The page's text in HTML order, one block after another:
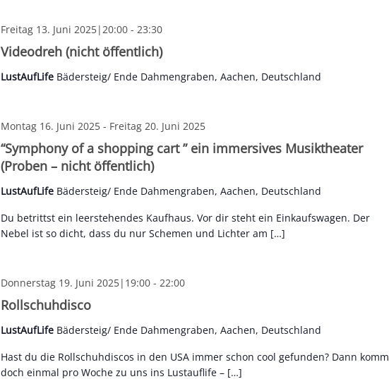
Videodreh (nicht öffentlich)
Freitag 13. Juni 2025|20:00- 23:30
LustAufLife Bädersteig/ Ende Dahmengraben, Aachen, Deutschland
“Symphony of a shopping cart ” ein immersives Musiktheater
(Proben – nicht öffentlich)
Montag 16. Juni 2025- Freitag 20. Juni 2025
LustAufLife Bädersteig/ Ende Dahmengraben, Aachen, Deutschland
Du betrittst ein leerstehendes Kaufhaus. Vor dir steht ein Einkaufswagen. Der
Nebel ist so dicht, dass du nur Schemen und Lichter am […]
Rollschuhdisco
Donnerstag 19. Juni 2025|19:00- 22:00
LustAufLife Bädersteig/ Ende Dahmengraben, Aachen, Deutschland
Hast du die Rollschuhdiscos in den USA immer schon cool gefunden? Dann komm
doch einmal pro Woche zu uns ins Lustauflife – […]